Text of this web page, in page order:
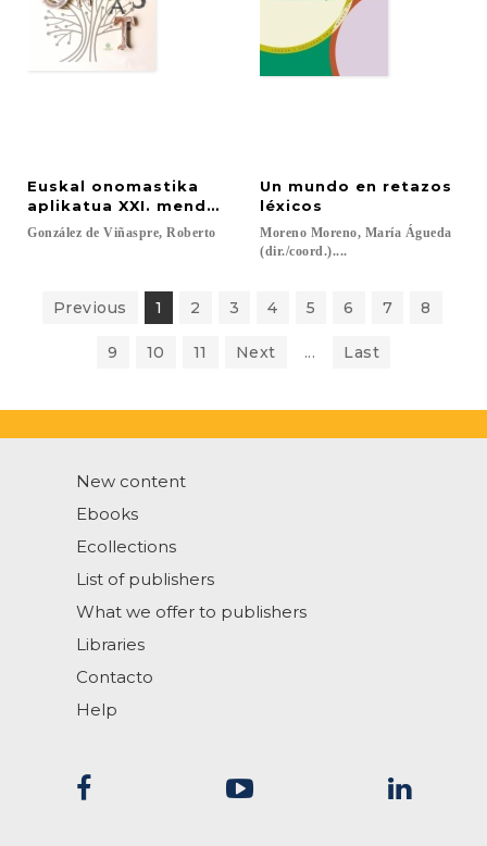
Euskal onomastika
aplikatua XXI. mendean = Onomástica vasca
González de Viñaspre, Roberto
Un mundo en retazos
léxicos
Moreno Moreno, María Águeda
(dir./coord.)....
Previous 1 2 3 4 5 6 7 8
9 10 11 Next ... Last
New content
Ebooks
Ecollections
List of publishers
What we offer to publishers
Libraries
Contacto
Help